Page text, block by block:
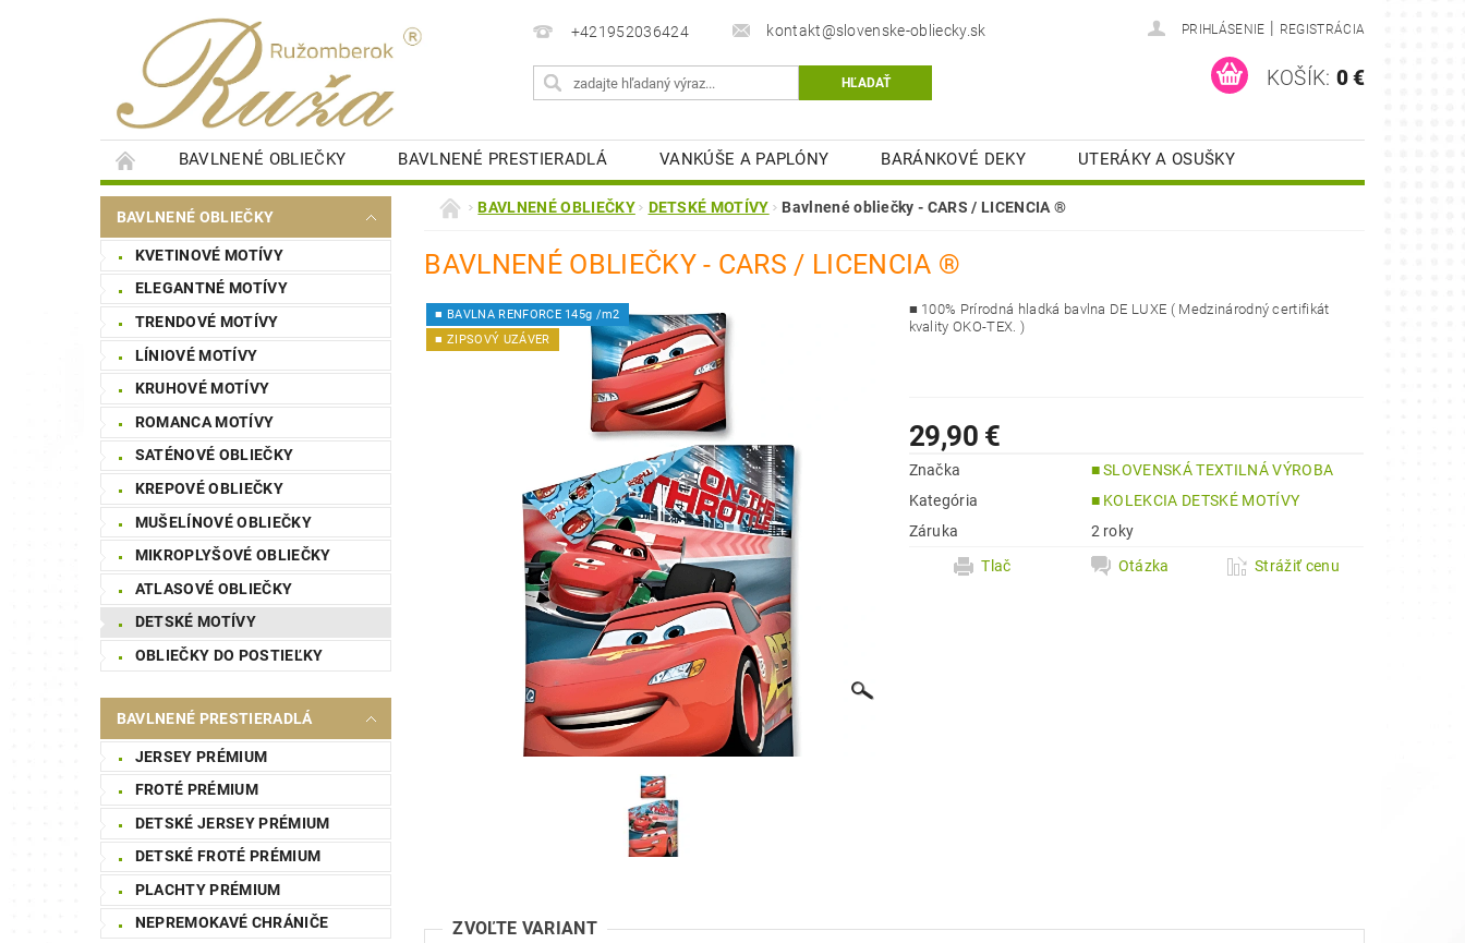
+421952036424 kontakt@slovenske-obliecky.sk PRIHLÁSENIE | REGISTRÁCIA
KOŠÍK: 0 €
BAVLNENÉ OBLIEČKY BAVLNENÉ PRESTIERADLÁ VANKÚŠE A PAPLÓNY BARÁNKOVÉ DEKY
UTERÁKY A OSUŠKY
DETSKÉ PERINKY
DETSKÉ PLIENKY MATRACOVÉ CHRÁNIČE KÚPEĽŇOVÉ PREDLOŽKY
KUCHYNSKÉ UTIERKY
SAUNOVÉ PLACHTY
ŠTÝLOVÉ OBRAZY
NÁKUPNÁ SÚŤAŽ
STAROSTLIVOSŤ O BIELIZEŇ
BAVLNENÉ OBLIEČKY
KVETINOVÉ MOTÍVY
ELEGANTNÉ MOTÍVY
TRENDOVÉ MOTÍVY
LÍNIOVÉ MOTÍVY
KRUHOVÉ MOTÍVY
ROMANCA MOTÍVY
SATÉNOVÉ OBLIEČKY
KREPOVÉ OBLIEČKY
MUŠELÍNOVÉ OBLIEČKY
MIKROPLYŠOVÉ OBLIEČKY
ATLASOVÉ OBLIEČKY
DETSKÉ MOTÍVY
OBLIEČKY DO POSTIEĽKY
BAVLNENÉ PRESTIERADLÁ
JERSEY PRÉMIUM
FROTÉ PRÉMIUM
DETSKÉ JERSEY PRÉMIUM
DETSKÉ FROTÉ PRÉMIUM
PLACHTY PRÉMIUM
NEPREMOKAVÉ CHRÁNIČE
BAVLNENÉ OBLIEČKY DETSKÉ MOTÍVY Bavlnené obliečky - CARS / LICENCIA ®
BAVLNENÉ OBLIEČKY - CARS / LICENCIA ®
■ BAVLNA RENFORCE 145g /m2
■ ZIPSOVÝ UZÁVER
■ 100% Prírodná hladká bavlna DE LUXE ( Medzinárodný certifikát
kvality OKO-TEX. )
29,90 €
Značka
■ SLOVENSKÁ TEXTILNÁ VÝROBA
Kategória
■ KOLEKCIA DETSKÉ MOTÍVY
Záruka
2 roky
Tlač
Otázka Strážiť cenu
ZVOĽTE VARIANT